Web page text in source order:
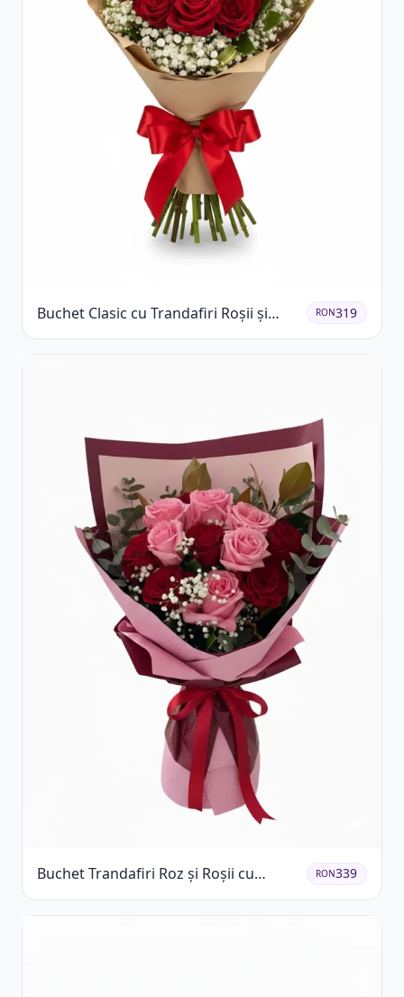
Buchet Clasic cu Trandafiri Roșii și
Gypsophila
RON319
Buchet Trandafiri Roz și Roșii cu
Eucalipt și Gypsophila
RON339